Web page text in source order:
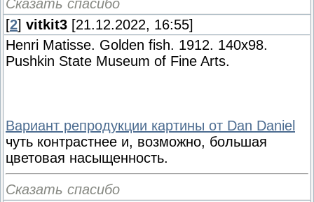
Сказать спасибо
[2] vitkit3 [21.12.2022, 16:55]
Henri Matisse. Golden fish. 1912. 140х98.
Pushkin State Museum of Fine Arts.
Вариант репродукции картины от Dan Daniel
чуть контрастнее и, возможно, большая
цветовая насыщенность.
Сказать спасибо